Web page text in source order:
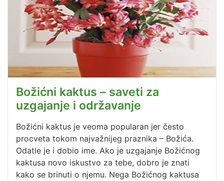
Božićni kaktus – saveti za
uzgajanje i održavanje
Božićni kaktus je veoma popularan jer često
procveta tokom najvažnijeg praznika – Božića.
Odatle je i dobio ime. Ako je uzgajanje Božićnog
kaktusa novo iskustvo za tebe, dobro je znati
kako se brinuti o njemu. Nega Božićnog kaktusa